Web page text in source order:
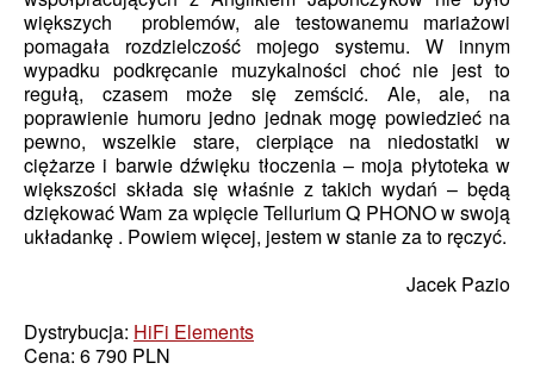
większych problemów, ale testowanemu mariażowi
pomagała rozdzielczość mojego systemu. W innym
wypadku podkręcanie muzykalności choć nie jest to
regułą, czasem może się zemścić. Ale, ale, na
poprawienie humoru jedno jednak mogę powiedzieć na
pewno, wszelkie stare, cierpiące na niedostatki w
ciężarze i barwie dźwięku tłoczenia – moja płytoteka w
większości składa się właśnie z takich wydań – będą
dziękować Wam za wpięcie Tellurium Q PHONO w swoją
układankę . Powiem więcej, jestem w stanie za to ręczyć.
Jacek Pazio
Dystrybucja: HiFi Elements
Cena: 6 790 PLN